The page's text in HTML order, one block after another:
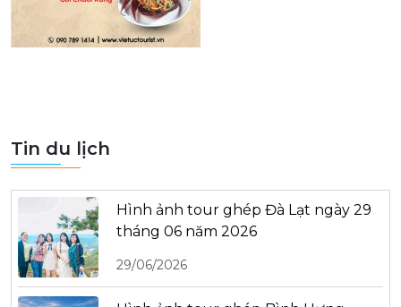
Tin du lịch
Hình ảnh tour ghép Đà Lạt ngày 29
tháng 06 năm 2026
29/06/2026